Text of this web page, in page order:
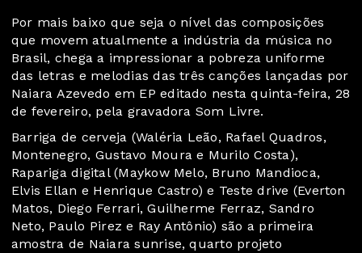
Por mais baixo que seja o nível das composições
que movem atualmente a indústria da música no
Brasil, chega a impressionar a pobreza uniforme
das letras e melodias das três canções lançadas por
Naiara Azevedo em EP editado nesta quinta-feira, 28
de fevereiro, pela gravadora Som Livre.
Barriga de cerveja (Waléria Leão, Rafael Quadros,
Montenegro, Gustavo Moura e Murilo Costa),
Rapariga digital (Maykow Melo, Bruno Mandioca,
Elvis Ellan e Henrique Castro) e Teste drive (Everton
Matos, Diego Ferrari, Guilherme Ferraz, Sandro
Neto, Paulo Pirez e Ray Antônio) são a primeira
amostra de Naiara sunrise, quarto projeto